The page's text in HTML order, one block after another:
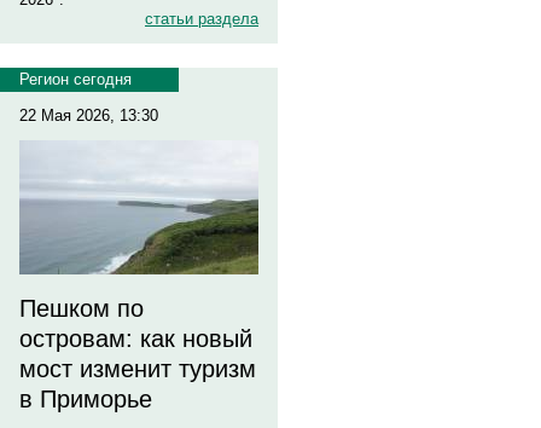
статьи раздела
Регион сегодня
22 Мая 2026, 13:30
Пешком по
островам: как новый
мост изменит туризм
в Приморье